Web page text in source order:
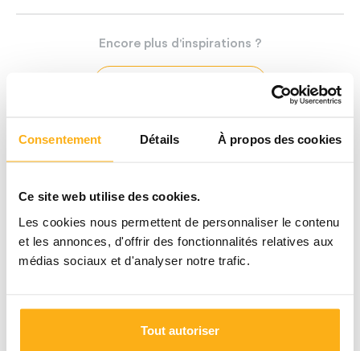
Consentement Détails À propos des cookies
Ce site web utilise des cookies.
Les cookies nous permettent de personnaliser le contenu
et les annonces, d'offrir des fonctionnalités relatives aux
médias sociaux et d'analyser notre trafic.
Tout autoriser
Encore plus d'inspirations ?